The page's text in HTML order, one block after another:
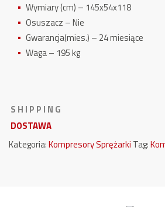
Wymiary (cm) – 145x54x118
Osuszacz – Nie
Gwarancja(mies.) – 24 miesiące
Waga – 195 kg
S H I P P I N G
DOSTAWA
Kategoria:Kompresory Sprężarki Tag: